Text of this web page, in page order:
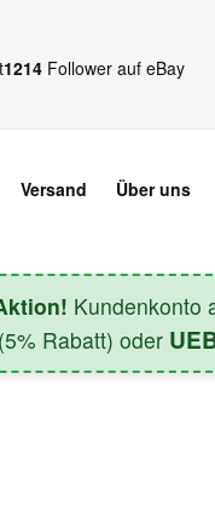
1214 Follower auf eBay
Versand Über uns
Kundenkonto
(5% Rabatt) oder